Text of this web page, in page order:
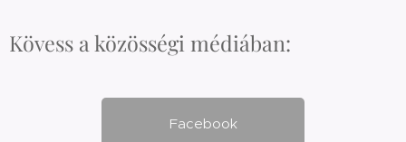
Kövess a közösségi médiában:
Facebook